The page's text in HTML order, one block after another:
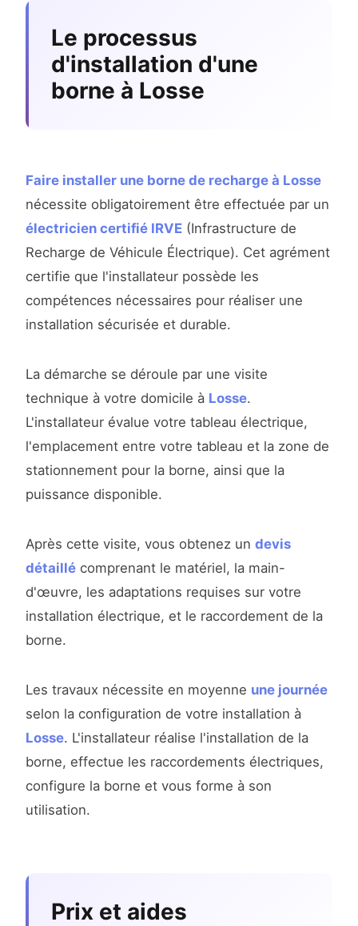
Le processus
d'installation d'une
borne à Losse
Faire installer une borne de recharge à Losse
nécessite obligatoirement être effectuée par un
électricien certifié IRVE (Infrastructure de
Recharge de Véhicule Électrique). Cet agrément
certifie que l'installateur possède les
compétences nécessaires pour réaliser une
installation sécurisée et durable.
La démarche se déroule par une visite
technique à votre domicile à Losse.
L'installateur évalue votre tableau électrique,
l'emplacement entre votre tableau et la zone de
stationnement pour la borne, ainsi que la
puissance disponible.
Après cette visite, vous obtenez un devis
détaillé comprenant le matériel, la main-
d'œuvre, les adaptations requises sur votre
installation électrique, et le raccordement de la
borne.
Les travaux nécessite en moyenne une journée
selon la configuration de votre installation à
Losse. L'installateur réalise l'installation de la
borne, effectue les raccordements électriques,
configure la borne et vous forme à son
utilisation.
Prix et aides